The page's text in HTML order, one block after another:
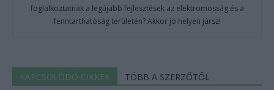
foglalkoztatnak a legújabb fejlesztések az elektromosság és a
fenntarthatóság területén? Akkor jó helyen jársz!
KAPCSOLÓDÓ CIKKEK TÖBB A SZERZŐTŐL